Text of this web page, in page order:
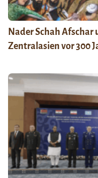
Nader Schah Afschar
Zentralasien vor 300